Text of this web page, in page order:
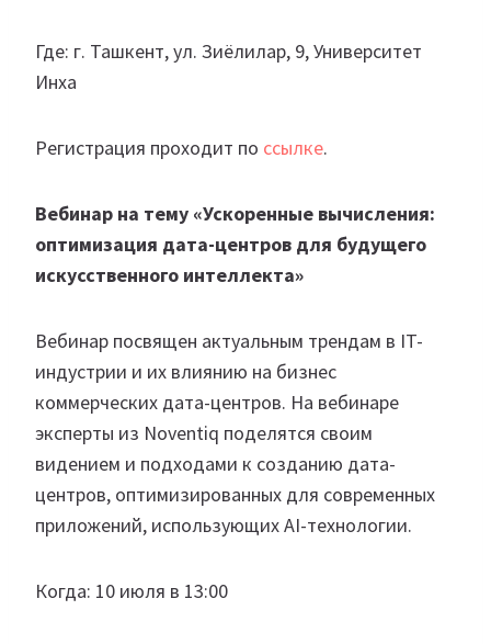
Где: г. Ташкент, ул. Зиёлилар, 9, Университет
Инха
Регистрация проходит по ссылке.
Вебинар на тему «Ускоренные вычисления:
оптимизация дата-центров для будущего
искусственного интеллекта»
Вебинар посвящен актуальным трендам в IT-
индустрии и их влиянию на бизнес
коммерческих дата-центров. На вебинаре
эксперты из Noventiq поделятся своим
видением и подходами к созданию дата-
центров, оптимизированных для современных
приложений, использующих AI-технологии.
Когда: 10 июля в 13:00